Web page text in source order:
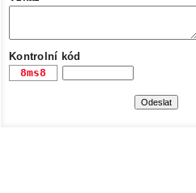
Kontrolní kód